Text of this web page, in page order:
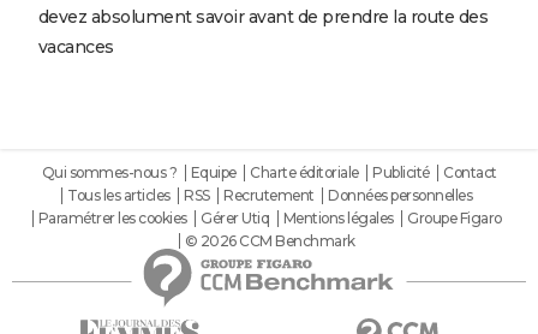
devez absolument savoir avant de prendre la route des
vacances
Qui sommes-nous ? Equipe Charte éditoriale Publicité
Contact
Tous les articles
RSS Recrutement
Données personnelles
Paramétrer les cookies
Gérer Utiq Mentions légales
Groupe Figaro
© 2026 CCM Benchmark